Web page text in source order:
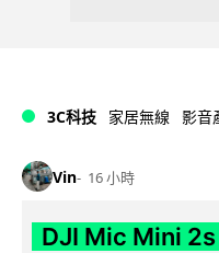
3C科技 家居無線 影音
Vin 16 小時
DJI Mic Mini 2s